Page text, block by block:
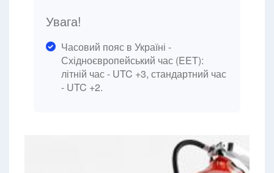
Увага!
Часовий пояс в Україні -
Східноєвропейський час (EET):
літній час - UTC +3, стандартний час
- UTC +2.